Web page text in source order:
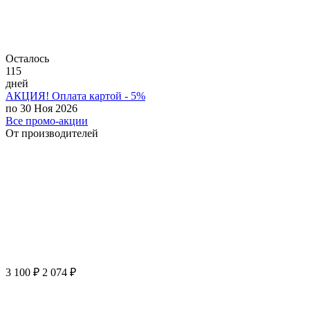
Осталось
115
дней
АКЦИЯ! Оплата картой - 5%
по 30 Ноя 2026
Все промо-акции
От производителей
3 100 ₽ 2 074 ₽